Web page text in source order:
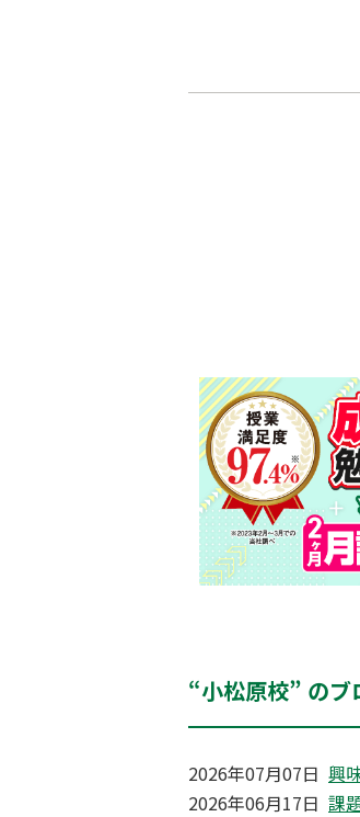
“小松原校” のブ
2026年07月07日 興
2026年06月17日 課